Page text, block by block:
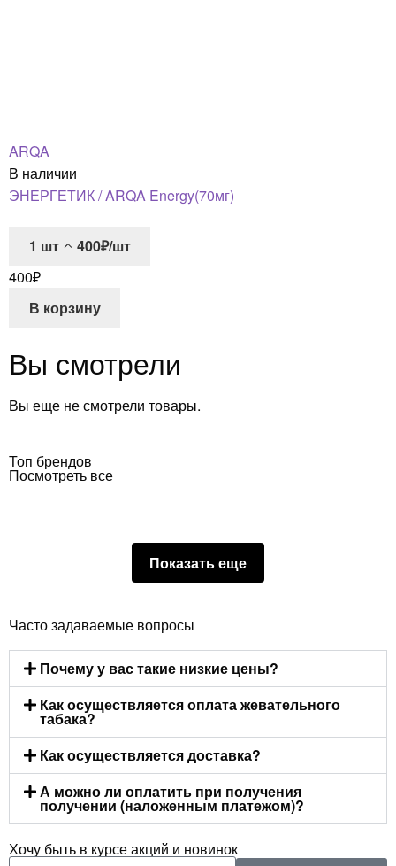
ARQA
В наличии
ЭНЕРГЕТИК / ARQA Energy(70мг)
1 шт
400₽/шт
400₽
В корзину
Вы смотрели
Вы еще не смотрели товары.
Топ брендов
Посмотреть все
Показать еще
Часто задаваемые вопросы
Почему у вас такие низкие цены?
Как осуществляется оплата жевательного
табака?
Как осуществляется доставка?
А можно ли оплатить при получения
получении (наложенным платежом)?
Хочу быть в курсе акций и новинок